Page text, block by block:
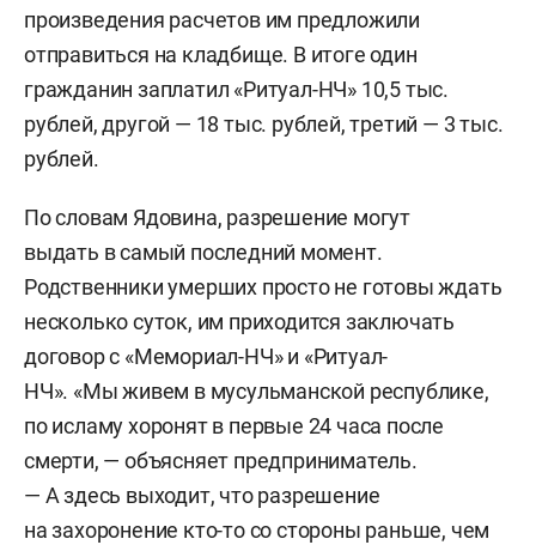
произведения расчетов им предложили
отправиться на кладбище. В итоге один
гражданин заплатил «Ритуал-НЧ» 10,5 тыс.
рублей, другой — 18 тыс. рублей, третий — 3 тыс.
рублей.
По словам Ядовина, разрешение могут
выдать в самый последний момент.
Родственники умерших просто не готовы ждать
несколько суток, им приходится заключать
договор с «Мемориал-НЧ» и «Ритуал-
НЧ». «Мы живем в мусульманской республике,
по исламу хоронят в первые 24 часа после
смерти, — объясняет предприниматель.
— А здесь выходит, что разрешение
на захоронение кто-то со стороны раньше, чем